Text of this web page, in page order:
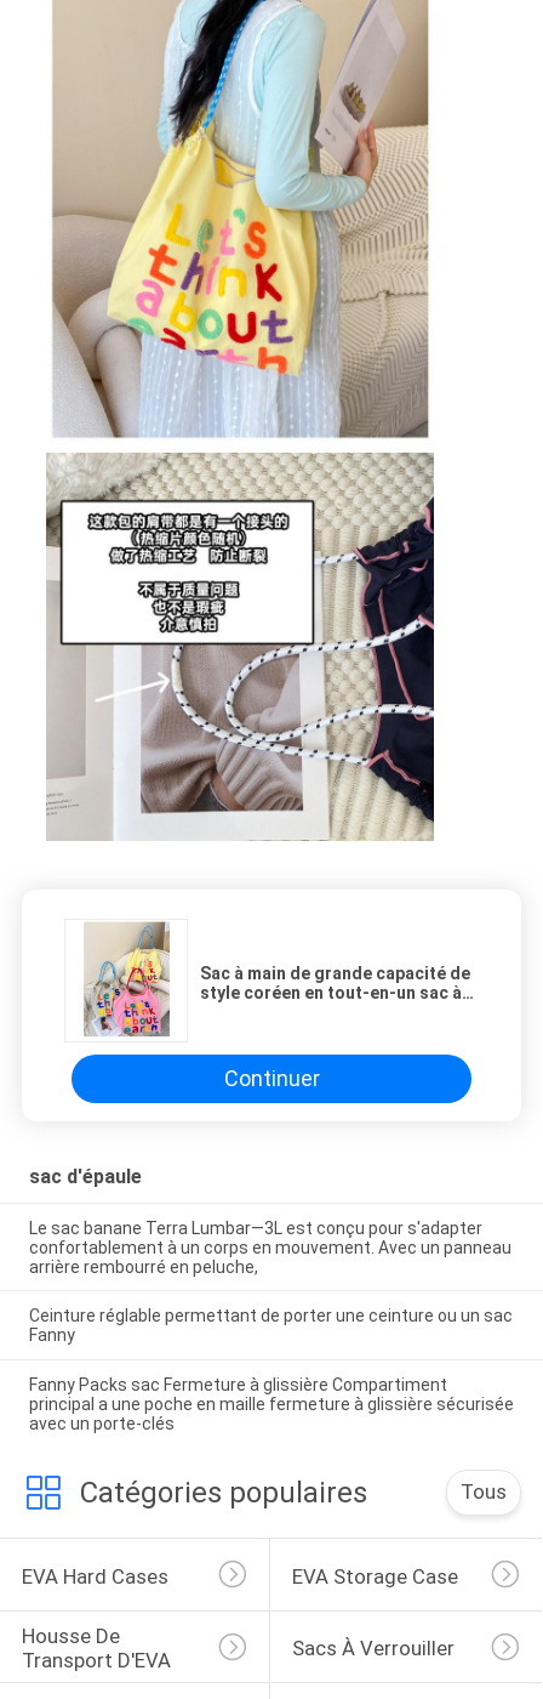
Sac à main de grande capacité de
style coréen en tout-en-un sac à
Continuer
sac d'épaule
Le sac banane Terra Lumbar—3L est conçu pour s'adapter
confortablement à un corps en mouvement. Avec un panneau
arrière rembourré en peluche,
Ceinture réglable permettant de porter une ceinture ou un sac
Fanny
Fanny Packs sac Fermeture à glissière Compartiment
principal a une poche en maille fermeture à glissière sécurisée
avec un porte-clés
Catégories populaires Tous
EVA Hard Cases EVA Storage Case
Housse De
Transport D'EVA
Sacs À Verrouiller